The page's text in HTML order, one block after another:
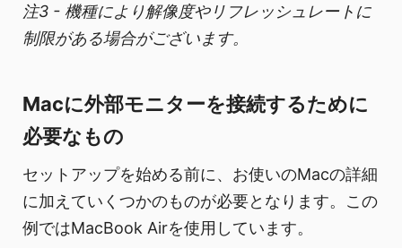
注3 - 機種により解像度やリフレッシュレートに
制限がある場合がございます。
Macに外部モニターを接続するために
必要なもの
セットアップを始める前に、お使いのMacの詳細
に加えていくつかのものが必要となります。この
例ではMacBook Airを使用しています。